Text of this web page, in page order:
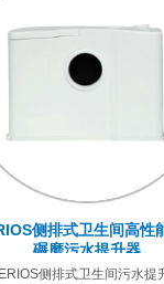
侧排式卫生间高性
碾磨污水提升器
侧排式卫生间污水提